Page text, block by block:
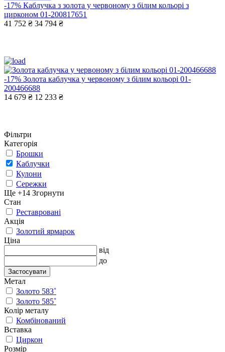
-17% Каблучка з золота у червоному з білим кольорі з
цирконом 01-200817651
41 752 ₴ 34 794 ₴
-17% Золота каблучка у червоному з білим кольорі 01-
200466688
14 679 ₴ 12 233 ₴
Фільтри
Категорія
Брошки
Каблучки
Кулони
Сережки
Ще +14 Згорнути
Стан
Реставровані
Акція
Золотий ярмарок
Ціна
від
до
Застосувати
Метал
Золото 583˚
Золото 585˚
Колір металу
Комбінований
Вставка
Циркон
Розмір